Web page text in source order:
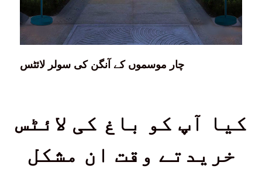
چار موسموں کے آنگن کی سولر لائٹس
کیا آپ کو باغ کی لائٹس
خریدتے وقت ان مشکل